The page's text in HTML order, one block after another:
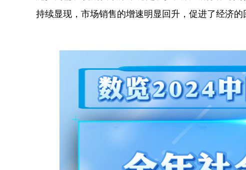
持续显现，市场销售的增速明显回升，促进了经济的